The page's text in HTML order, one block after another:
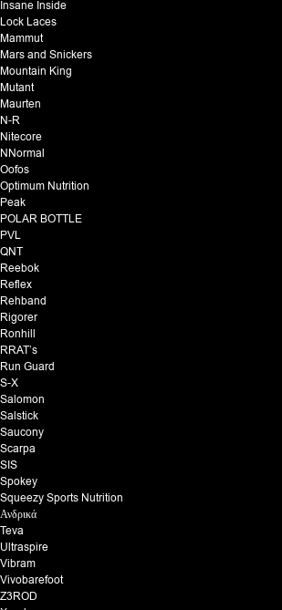
Insane Inside
Lock Laces
Mammut
Mars and Snickers
Mountain King
Mutant
Maurten
N-R
Nitecore
NNormal
Oofos
Optimum Nutrition
Peak
POLAR BOTTLE
PVL
QNT
Reebok
Reflex
Rehband
Rigorer
Ronhill
RRAT’s
Run Guard
S-X
Salomon
Salstick
Saucony
Scarpa
SIS
Spokey
Squeezy Sports Nutrition
Ανδρικά
Teva
Ultraspire
Vibram
Vivobarefoot
Z3ROD